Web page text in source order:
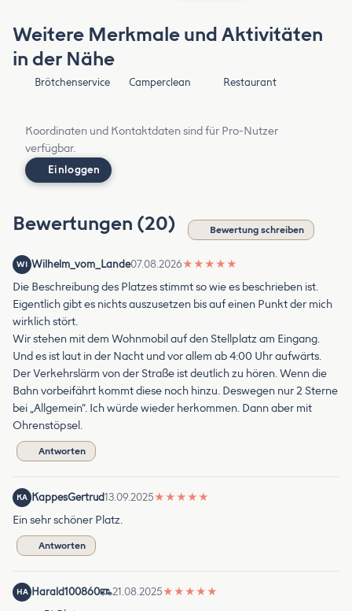
Weitere Merkmale und Aktivitäten
in der Nähe
Brötchenservice Camperclean Restaurant
Koordinaten und Kontaktdaten sind für Pro-Nutzer
verfügbar.
Einloggen
Bewertungen (20) Bewertung schreiben
WI Wilhelm_vom_Lande07.08.2026★ ★ ★ ★ ★
Die Beschreibung des Platzes stimmt so wie es beschrieben ist.
Eigentlich gibt es nichts auszusetzen bis auf einen Punkt der mich
wirklich stört.
Wir stehen mit dem Wohnmobil auf den Stellplatz am Eingang.
Und es ist laut in der Nacht und vor allem ab 4:00 Uhr aufwärts.
Der Verkehrslärm von der Straße ist deutlich zu hören. Wenn die
Bahn vorbeifährt kommt diese noch hinzu. Deswegen nur 2 Sterne
bei „Allgemein“. Ich würde wieder herkommen. Dann aber mit
Ohrenstöpsel.
Antworten
KA KappesGertrud13.09.2025★ ★ ★ ★ ★
Ein sehr schöner Platz.
Antworten
HA Harald100860 21.08.2025★ ★ ★ ★ ★